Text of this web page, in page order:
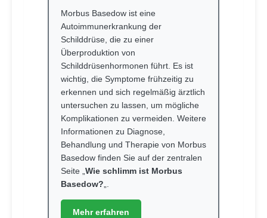
Morbus Basedow ist eine
Autoimmunerkrankung der
Schilddrüse, die zu einer
Überproduktion von
Schilddrüsenhormonen führt. Es ist
wichtig, die Symptome frühzeitig zu
erkennen und sich regelmäßig ärztlich
untersuchen zu lassen, um mögliche
Komplikationen zu vermeiden. Weitere
Informationen zu Diagnose,
Behandlung und Therapie von Morbus
Basedow finden Sie auf der zentralen
Seite „ Wie schlimm ist Morbus
Basedow?
Mehr erfahren